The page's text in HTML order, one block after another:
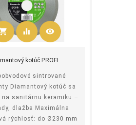
Kúpiť
equalizer visibility
kotúč PROFI...
sintrované
Diamantový kotúč sa
na sanitárnu keramiku –
dlažba Maximálna
rýchlosť: do Ø230 mm